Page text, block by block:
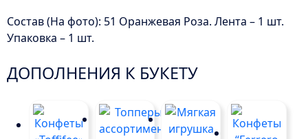
Состав (На фото): 51 Оранжевая Роза. Лента – 1 шт.
Упаковка – 1 шт.
ДОПОЛНЕНИЯ К БУКЕТУ